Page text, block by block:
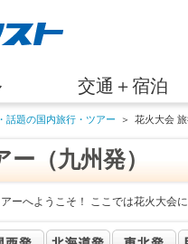
交通＋宿泊
話題の国内旅行・ツアー ＞ 花火大会
（九州発）
ーへようこそ！ ここでは花火大会